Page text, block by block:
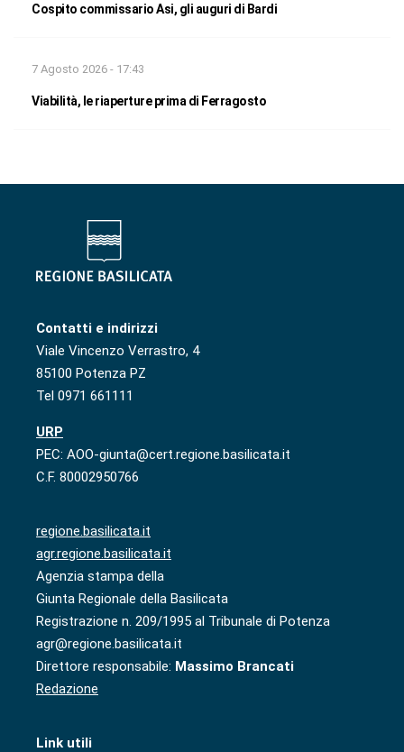
Cospito commissario Asi, gli auguri di Bardi
7 Agosto 2026 - 17:43
Viabilità, le riaperture prima di Ferragosto
Contatti e indirizzi
Viale Vincenzo Verrastro, 4
85100 Potenza PZ
Tel 0971 661111
URP
PEC: AOO-giunta@cert.regione.basilicata.it
C.F. 80002950766
regione.basilicata.it
agr.regione.basilicata.it
Agenzia stampa della
Giunta Regionale della Basilicata
Registrazione n. 209/1995 al Tribunale di Potenza
agr@regione.basilicata.it
Direttore responsabile: Massimo Brancati
Redazione
Link utili